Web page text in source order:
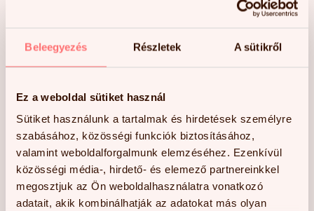
Beleegyezés Részletek A sütikről
Ez a weboldal sütiket használ
Sütiket használunk a tartalmak és hirdetések személyre
szabásához, közösségi funkciók biztosításához,
valamint weboldalforgalmunk elemzéséhez. Ezenkívül
közösségi média-, hirdető- és elemező partnereinkkel
megosztjuk az Ön weboldalhasználatra vonatkozó
adatait, akik kombinálhatják az adatokat más olyan
traumás agysérülés vagy az életkorral összefüggő
titkos összetevőjét a képek jelentik.
A Journal of Neuroimaging című folyóiratban
Cognitive Research kutatói az agy Default Mode
Network (DMN) hálózatában bekövetkezett
változásokat vizsgálták 72 óra LearningRx egyéni
kognitív tréning elvégzése után. A tanulmányban
tíz olyan résztvevő esetében végeztek funkcionális
mágneses rezonancia képalkotást (fMRI) a